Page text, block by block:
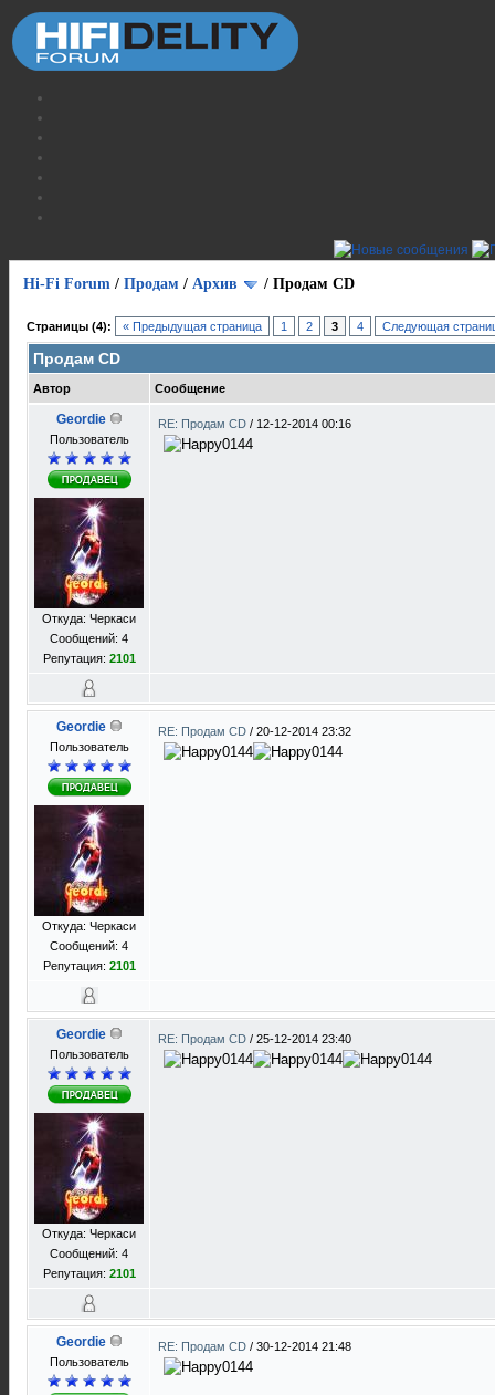
Hi-Fi Forum / Продам / Архив / Продам CD
Страницы (4): « Предыдущая страница 1 2 3 4 Следующая
Продам CD
Автор Сообщение
Geordie
Пользователь
Откуда: Черкаси
Сообщений: 4
Репутация: 2101
RE: Продам CD / 12-12-2014 00:16
Geordie
Пользователь
Откуда: Черкаси
Сообщений: 4
Репутация: 2101
RE: Продам CD / 20-12-2014 23:32
Geordie
Пользователь
Откуда: Черкаси
Сообщений: 4
Репутация: 2101
RE: Продам CD / 25-12-2014 23:40
Geordie
Пользователь
RE: Продам CD / 30-12-2014 21:48